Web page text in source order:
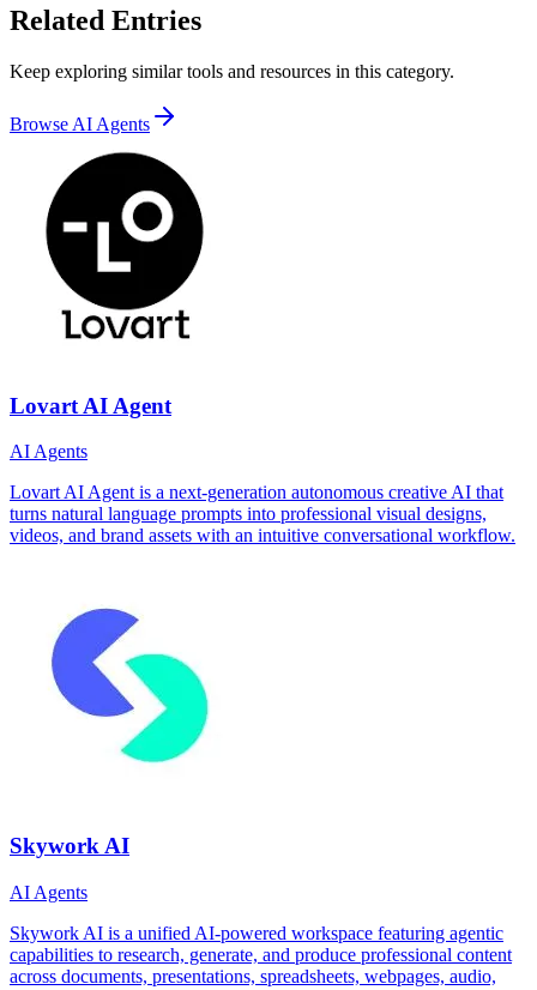
Related Entries
Keep exploring similar tools and resources in this category.
Browse AI Agents
Lovart AI Agent
AI Agents
Lovart AI Agent is a next‑generation autonomous creative AI that
turns natural language prompts into professional visual designs,
videos, and brand assets with an intuitive conversational workflow.
Skywork AI
AI Agents
Skywork AI is a unified AI‑powered workspace featuring agentic
capabilities to research, generate, and produce professional content
across documents, presentations, spreadsheets, webpages, audio,